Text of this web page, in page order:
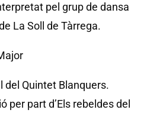
pel grup de dansa
La Soll de Tàrrega.
del Quintet Blanquers.
per part d’Els rebeldes del